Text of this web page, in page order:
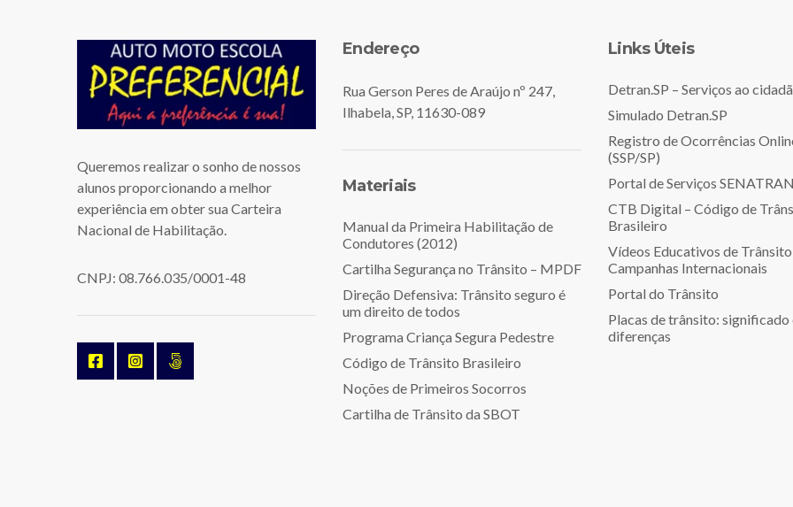
Queremos realizar o sonho de nossos
alunos proporcionando a melhor
experiência em obter sua Carteira
Nacional de Habilitação.
CNPJ: 08.766.035/0001-48
Endereço
Rua Gerson Peres de Araújo nº 247,
Ilhabela, SP, 11630-089
Materiais
Manual da Primeira Habilitação de
Condutores (2012)
Cartilha Segurança no Trânsito – MPDF
Direção Defensiva: Trânsito seguro é
um direito de todos
Programa Criança Segura Pedestre
Código de Trânsito Brasileiro
Noções de Primeiros Socorros
Cartilha de Trânsito da SBOT
Links Úteis
Detran.SP – Serviços ao
Simulado Detran.SP
Registro de Ocorrências
(SSP/SP)
Portal de Serviços
CTB Digital – Código de
Brasileiro
Vídeos Educativos de
Campanhas Internacionais
Portal do Trânsito
Placas de trânsito: significado
diferenças